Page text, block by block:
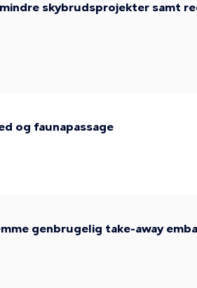
skybrudsprojekter samt
og faunapassage
genbrugelig take-away